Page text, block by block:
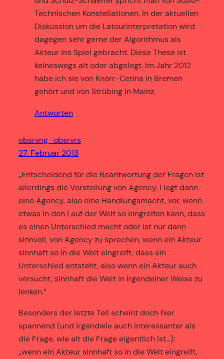
Technischen Konstellationen. In der aktuellen
Diskussion um die Latourinterpretation wird
dagegen sehr gerne der Algorithmus als
Akteur ins Spiel gebracht. Diese These ist
keineswegs alt oder abgelegt. Im Jahr 2012
habe ich sie von Knorr-Cetina in Bremen
gehört und von Strübing in Mainz.
Antworten
obsrvng_obsrvrs
27. Februar 2013
„Entscheidend für die Beantwortung der Fragen ist
allerdings die Vorstellung von Agency. Liegt dann
eine Agency, also eine Handlungsmacht, vor, wenn
etwas in den Lauf der Welt so eingreifen kann, dass
es einen Unterschied macht oder ist nur dann
sinnvoll, von Agency zu sprechen, wenn ein Akteur
sinnhaft so in die Welt eingreift, dass ein
Unterschied entsteht, also wenn ein Akteur auch
versucht, sinnhaft die Welt in irgendeiner Weise zu
lenken.“
Besonders der letzte Teil scheint doch hier
spannend (und irgendwie auch interessanter als
die Frage, wie alt die Frage eigentlich ist…):
„wenn ein Akteur sinnhaft so in die Welt eingreift,